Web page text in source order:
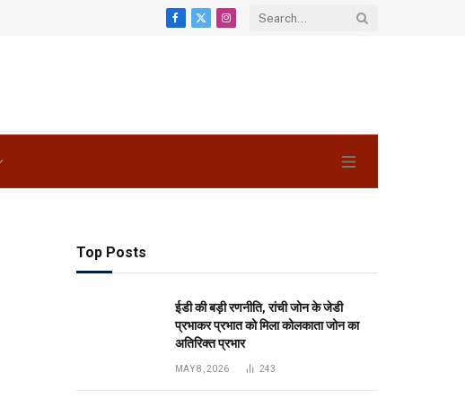
Facebook
X
Instagram
Top Posts
ईडी की बड़ी रणनीति, रांची जोन के जेडी
प्रभाकर प्रभात को मिला कोलकाता जोन का
अतिरिक्त प्रभार
MAY 8, 2026 243